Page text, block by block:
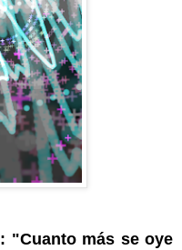
: "Cuanto más se oye